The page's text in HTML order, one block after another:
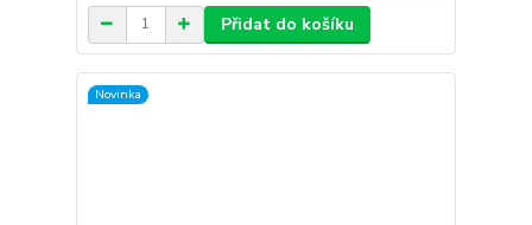
Přidat do košíku
Novinka